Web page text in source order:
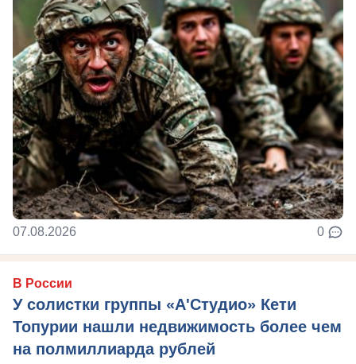
07.08.2026 0
В России
У солистки группы «А'Студио» Кети
Топурии нашли недвижимость более чем
на полмиллиарда рублей